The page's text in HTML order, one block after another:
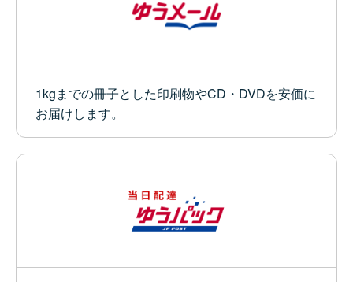
1kgまでの冊子とした印刷物やCD・DVDを安価に
お届けします。